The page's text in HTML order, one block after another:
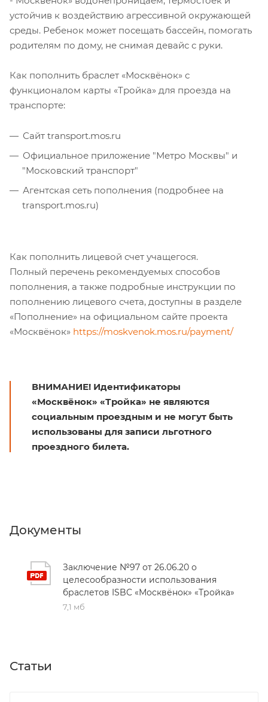
устойчив к воздействию агрессивной окружающей
среды. Ребенок может посещать бассейн, помогать
родителям по дому, не снимая девайс с руки.
Как пополнить браслет «Москвёнок» с
функционалом карты «Тройка» для проезда на
транспорте:
Сайт transport.mos.ru
Официальное приложение "Метро Москвы" и
"Московский транспорт"
Агентская сеть пополнения (подробнее на
transport.mos.ru)
Как пополнить лицевой счет учащегося.
Полный перечень рекомендуемых способов
пополнения, а также подробные инструкции по
пополнению лицевого счета, доступны в разделе
«Пополнение» на официальном сайте проекта
«Москвёнок» https://moskvenok.mos.ru/payment/
ВНИМАНИЕ! Идентификаторы
«Москвёнок» «Тройка» не являются
социальным проездным и не могут быть
использованы для записи льготного
проездного билета.
Документы
Заключение №97 от 26.06.20 о
целесообразности использования
браслетов ISBC «Москвёнок» «Тройка»
7,1 мб
Статьи